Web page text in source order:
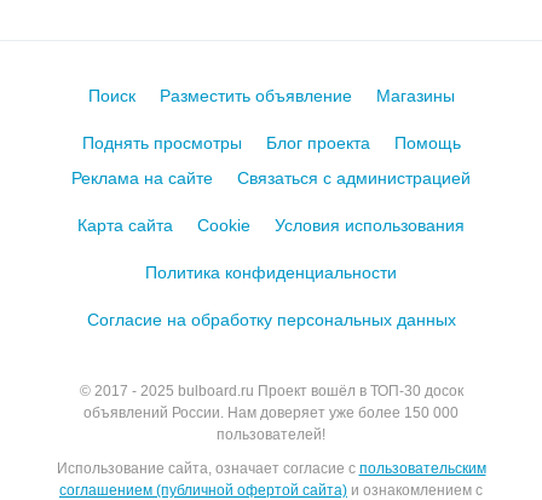
© 2017 - 2025 bulboard.ru Проект вошёл в ТОП-30 досок
объявлений России. Нам доверяет уже более 150 000
пользователей!
Использование сайта, означает согласие с пользовательским
соглашением (публичной офертой сайта) и ознакомлением с
Поиск Разместить объявление Магазины
Поднять просмотры Блог проекта
Помощь
Реклама на сайте
Связаться с администрацией
Карта сайта Cookie Условия использования
Политика конфиденциальности
Согласие на обработку персональных данных